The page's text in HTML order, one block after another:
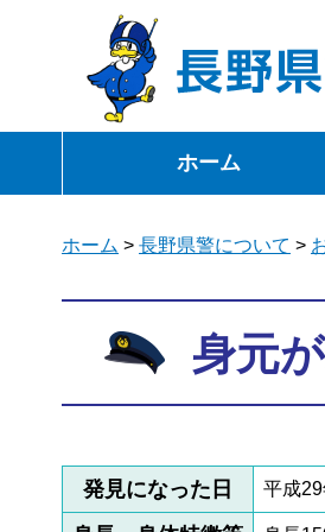
長野県警察
ホーム
ホーム > 長野県警について >
身元
発見になった日 平成